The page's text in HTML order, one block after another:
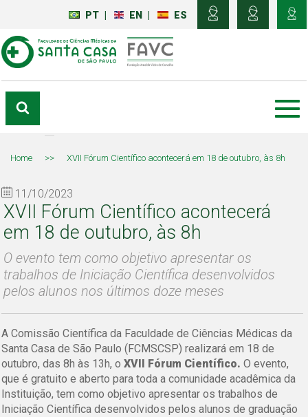
PT EN ES
Home >> XVII Fórum Científico acontecerá em 18 de outubro, às 8h
11/10/2023
XVII Fórum Científico acontecerá
em 18 de outubro, às 8h
O evento tem como objetivo apresentar os
trabalhos de Iniciação Científica desenvolvidos
pelos alunos nos últimos doze meses
A Comissão Científica da Faculdade de Ciências Médicas da
Santa Casa de São Paulo (FCMSCSP) realizará em 18 de
outubro, das 8h às 13h, oXVII Fórum Científico. O evento,
que é gratuito e aberto para toda a comunidade acadêmica da
Instituição, tem como objetivo apresentar os trabalhos de
Iniciação Científica desenvolvidos pelos alunos de graduação